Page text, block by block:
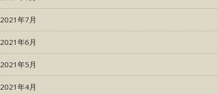
2021年7月
2021年6月
2021年5月
2021年4月